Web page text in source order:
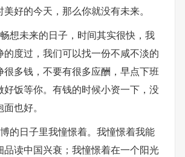
好的今天，那么你就没有未来。
想未来的日子，时间其实很快，我
的度过，我们可以找一份不咸不淡的
很多钱，不要有很多应酬，早点下班
好饭等你。有钱的时候小资一下，没
也好。
的日子里我憧憬着。我憧憬着我能
品读中国兴衰；我憧憬着在一个阳光